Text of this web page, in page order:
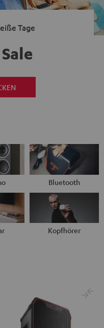
Tage
Bluetooth
Kopfhörer